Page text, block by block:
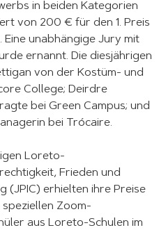
in beiden Kategorien
von 200 € für den 1. Preis
unabhängige Jury mit
ernannt. Die diesjährigen
von der Kostüm- und
College; Deirdre
bei Green Campus; und
bei Trócaire.
Loreto-
Frieden und
(JPIC) erhielten ihre Preise
Zoom-
aus Loreto-Schulen im